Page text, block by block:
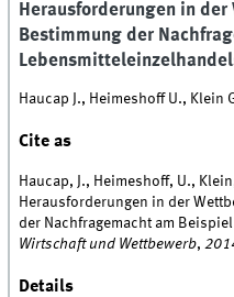
Herausforderungen in
Bestimmung der
Haucap J., Heimeshoff U., Klein
Cite as
Haucap, J., Heimeshoff, U.,
Herausforderungen in der
der Nachfragemacht am
Wirtschaft und Wettbewerb,
Details